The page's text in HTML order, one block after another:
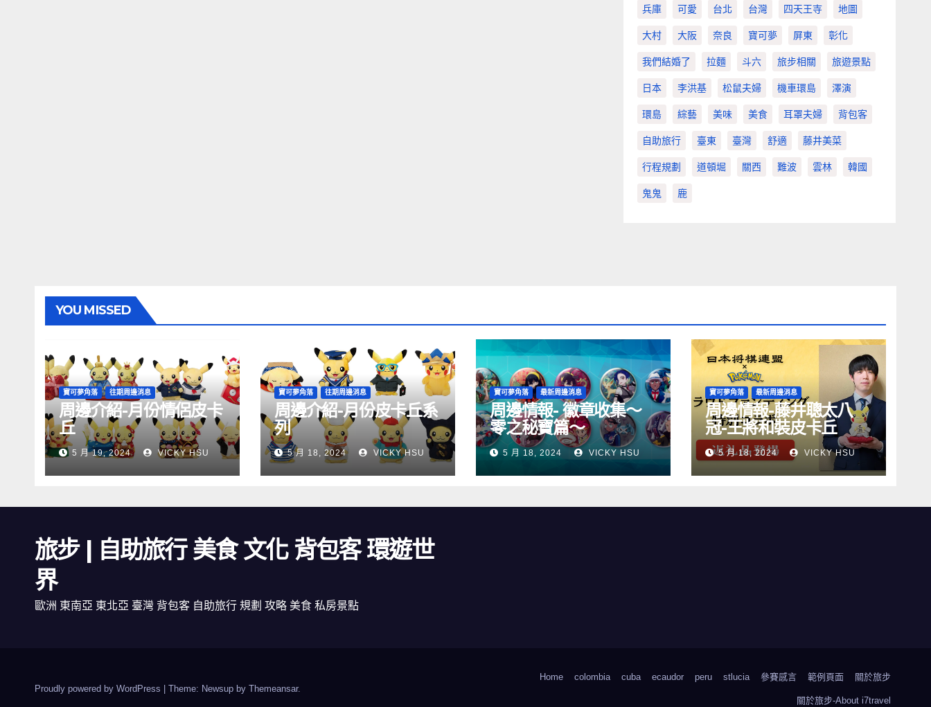
兵庫 可愛 台北 台灣 四天王寺 地圖
大村 大阪 奈良 寶可夢 屏東 彰化
我們結婚了 拉麵 斗六 旅步相關 旅遊景點
日本 李洪基 松鼠夫婦 機車環島 澤演
環島 綜藝 美味 美食 耳罩夫婦 背包客
自助旅行 臺東 臺灣 舒適 藤井美菜
行程規劃 道頓堀 關西 難波 雲林 韓國
鬼鬼 鹿
YOU MISSED
寶可夢角落 往期周邊消息
周邊介紹-月份情侶皮卡
丘
5 月 19, 2024 VICKY HSU
寶可夢角落 往期周邊消息
周邊介紹-月份皮卡丘系
列
5 月 18, 2024 VICKY HSU
寶可夢角落 最新周邊消息
周邊情報- 徽章收集～
零之秘寶篇～
5 月 18, 2024 VICKY HSU
寶可夢角落 最新周邊消息
周邊情報-藤井聰太八
冠-王將和裝皮卡丘
5 月 18, 2024 VICKY HSU
旅步 | 自助旅行 美食 文化 背包客 環遊世
界
歐洲 東南亞 東北亞 臺灣 背包客 自助旅行 規劃 攻略 美食 私房景點
Proudly powered by WordPress Theme: Newsup by Themeansar.
Home colombia cuba ecaudor peru stlucia 參賽感言 範例頁面 關於旅步
關於旅步-About i7travel